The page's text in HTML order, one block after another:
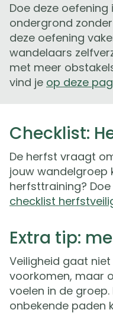
Doe deze
ondergrond
deze oefening
wandelaars
met meer
vind je op deze
Checklist:
De herfst vraagt
jouw wandelgroep
herfsttraining?
checklist
Extra tip:
Veiligheid gaat
voorkomen, maar
voelen in de
onbekende paden